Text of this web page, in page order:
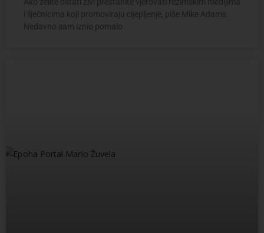
i liječnicima koji promoviraju cijepljenje, piše Mike Adams.
Nedavno sam iznio pomalo